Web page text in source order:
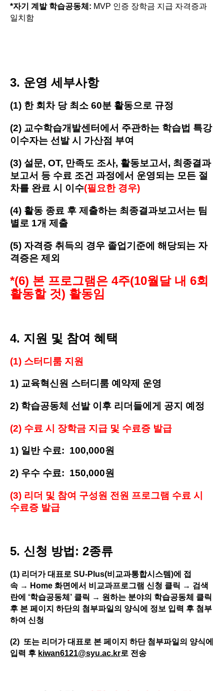
*자기 계발 학습공동체 : MVP 인증 장학금 지급 자격증과
일치함
3. 운영 세부사항
(1) 한 회차 당 최소 60분 활동으로 규정
(2) 교수학습개발센터에서 주관하는 학습법 특강
이수자는 선발 시 가산점 부여
(3) 설문, OT, 만족도 조사, 활동보고서, 최종결과
보고서 등 수료 조건 과정에서 운영되는 모든 절
차를 완료 시 이수(필요한 경우)
(4) 활동 종료 후 제출하는 최종결과보고서는 팀
별로 1개 제출
(5) 자격증 취득의 경우 졸업기준에 해당되는 자
격증은 제외
*(6) 본 프로그램은 4주(10월달 내 6회
활동할 것) 활동임
4. 지원 및 참여 혜택
(1) 스터디룸 지원
1) 교육혁신원 스터디룸 예약제 운영
2) 학습공동체 선발 이후 리더들에게 공지 예정
(2) 수료 시 장학금 지급 및 수료증 발급
1) 일반 수료: 100,000원
2) 우수 수료: 150,000원
(3) 리더 및 참여 구성원 전원 프로그램 수료 시
수료증 발급
5. 신청 방법: 2종류
(1) 리더가 대표로 SU-Plus(비교과통합시스템)에 접
속 → Home 화면에서 비교과프로그램 신청 클릭 → 검색
란에 ‘학습공동체 ’ 클릭 → 원하는 분야의 학습공동체 클릭
후 본 페이지 하단의 첨부파일의 양식에 정보 입력 후 첨부
하여 신청
(2) 또는 리더가 대표로 본 페이지 하단 첨부파일의 양식에
입력 후 kiwan6121@syu.ac.kr로 전송